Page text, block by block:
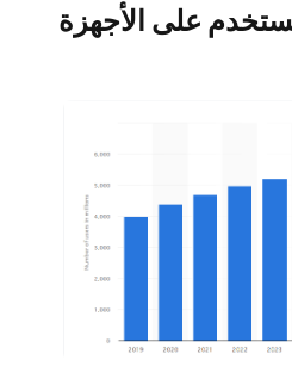
على الأجهزة